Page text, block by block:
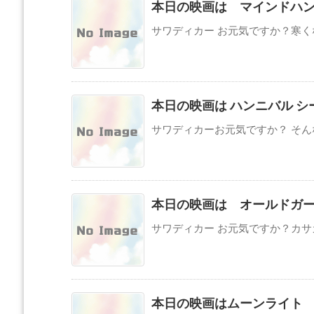
本日の映画は マインドハ
サワディカー お元気ですか？寒
本日の映画は ハンニバル シ
サワディカーお元気ですか？ そ
本日の映画は オールドガ
サワディカー お元気ですか？カ
本日の映画はムーンライト